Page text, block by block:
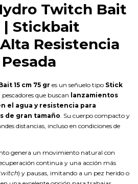
Twitch Bait
| Stickbait
Resistencia
15 cm 75 gr es un señuelo tipo Stick
que buscan lanzamientos
el agua y resistencia para
de gran tamaño. Su cuerpo compacto y
distancias, incluso en condiciones de
genera un movimiento natural con
continua y una acción más
) y pausas, imitando a un pez herido o